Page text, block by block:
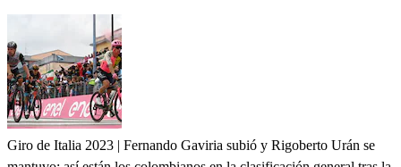
Giro de Italia 2023 | Fernando Gaviria subió y Rigoberto Urán se